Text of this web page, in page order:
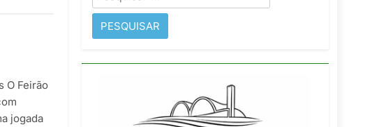
Mini-Europe
O Feirão
jogada
por: